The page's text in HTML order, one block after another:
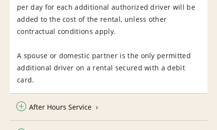
per day for each additional authorized driver will be
added to the cost of the rental, unless other
contractual conditions apply.
A spouse or domestic partner is the only permitted
additional driver on a rental secured with a debit
card.
After Hours Service